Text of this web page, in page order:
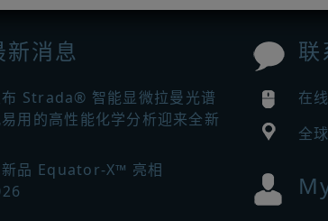
新消息
布 Strada® 智能显微拉曼光谱
用的高性能化学分析迎来全新
新品 Equator-X™ 亮相
联
在
全